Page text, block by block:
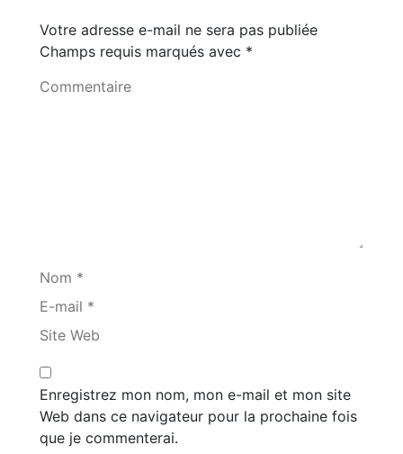
Votre adresse e-mail ne sera pas publiée
Champs requis marqués avec *
Commentaire
Nom *
E-mail *
Site Web
Enregistrez mon nom, mon e-mail et mon site
Web dans ce navigateur pour la prochaine fois
que je commenterai.